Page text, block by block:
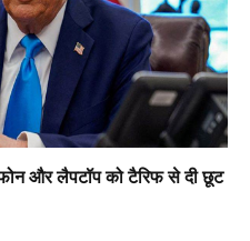
और लैपटॉप को टैरिफ से दी छूट